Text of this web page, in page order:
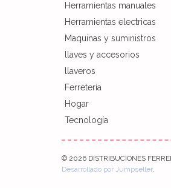
Herramientas manuales
Herramientas electricas
Maquinas y suministros
llaves y accesorios
llaveros
Ferretería
Hogar
Tecnología
© 2026 DISTRIBUCIONES
Desarrollado por Jumpseller.